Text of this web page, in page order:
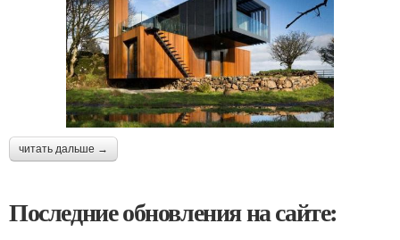
читать дальше →
Последние обновления на сайте: